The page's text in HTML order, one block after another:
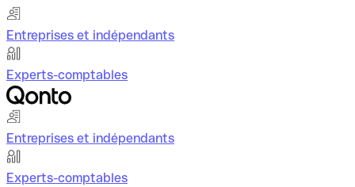
Entreprises et indépendants
Experts-comptables
Entreprises et indépendants
Experts-comptables